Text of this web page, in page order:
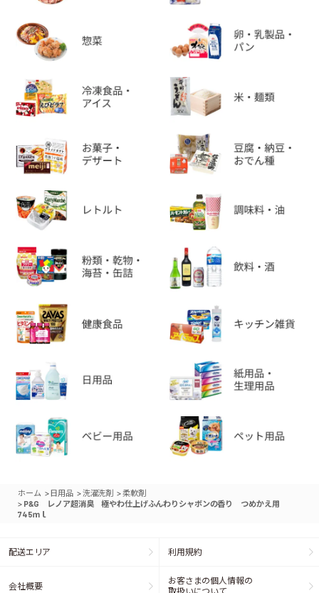
ホーム > 日用品 >洗濯洗剤 >柔軟剤
> P&G レノア超消臭 極やわ仕上げふんわりシャボンの香り つめかえ用
745ｍｌ
配送エリア 利用規約
会社概要
お客さまの個人情報の